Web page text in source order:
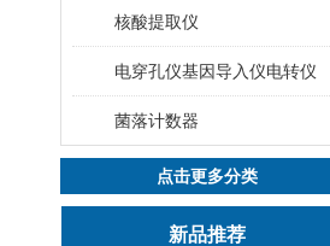
核酸提取仪
电穿孔仪基因导入仪电转仪
菌落计数器
点击更多分类
新品推荐